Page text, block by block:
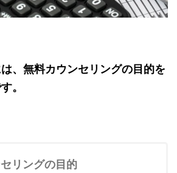
、無料カウンセリングの目的を
。
リングの目的